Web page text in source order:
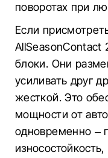
поворотах при
Если
AllSeasonContact
блоки. Они
усиливать друг
жесткой. Это
мощности от
одновременно –